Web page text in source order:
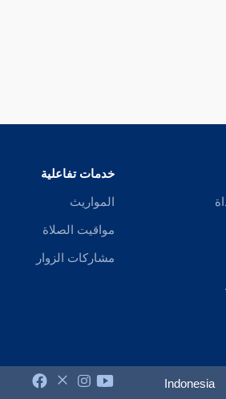
خدمات تفاعلية
المواريث
مواقيت الصلاة
مشاركات الزوار
Indonesia